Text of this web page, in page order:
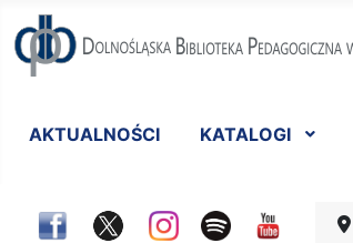
AKTUALNOŚCI KATALOGI